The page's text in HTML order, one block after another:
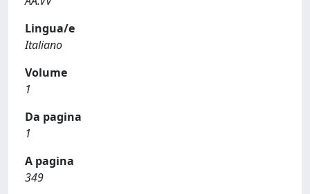
Lingua/e
Italiano
Volume
1
Da pagina
1
A pagina
349